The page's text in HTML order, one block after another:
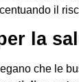
il
la
che le